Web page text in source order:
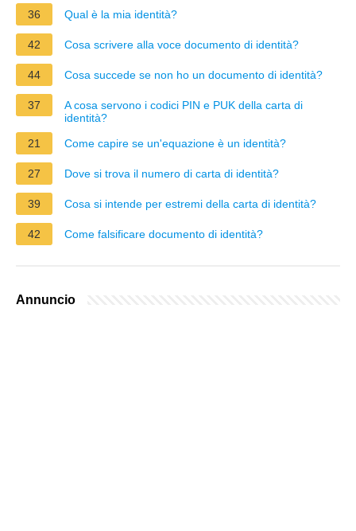
36 Qual è la mia identità?
42 Cosa scrivere alla voce documento di identità?
44 Cosa succede se non ho un documento di identità?
37
A cosa servono i codici PIN e PUK della carta di
identità?
21
Come capire se un'equazione è un identità?
27 Dove si trova il numero di carta di identità?
39 Cosa si intende per estremi della carta di identità?
42 Come falsificare documento di identità?
Annuncio